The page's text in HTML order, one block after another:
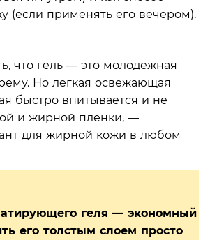
(если применять его вечером).
что гель — это молодежная
Но легкая освежающая
быстро впитывается и не
и жирной пленки, —
для жирной кожи в любом
геля — экономный
его толстым слоем просто